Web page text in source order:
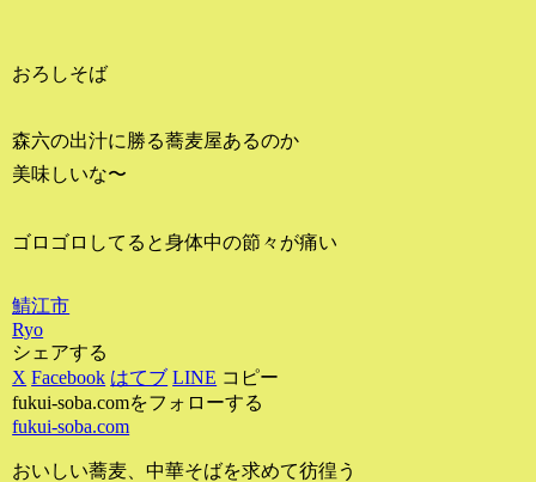
おろしそば
森六の出汁に勝る蕎麦屋あるのか
美味しいな〜
ゴロゴロしてると身体中の節々が痛い
鯖江市
Ryo
シェアする
X Facebook はてブ LINE コピー
fukui-soba.comをフォローする
fukui-soba.com
おいしい蕎麦、中華そばを求めて彷徨う